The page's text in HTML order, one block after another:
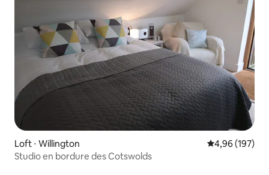
Loft ⋅ Willington Évaluation
4,96 (197)
Studio en bordure des Cotswolds